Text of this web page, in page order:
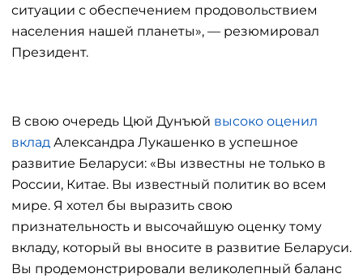
ситуации с обеспечением продовольствием
населения нашей планеты», — резюмировал
Президент.
В свою очередь Цюй Дунъюй высоко оценил
вклад Александра Лукашенко в успешное
развитие Беларуси: «Вы известны не только в
России, Китае. Вы известный политик во всем
мире. Я хотел бы выразить свою
признательность и высочайшую оценку тому
вкладу, который вы вносите в развитие Беларуси.
Вы продемонстрировали великолепный баланс